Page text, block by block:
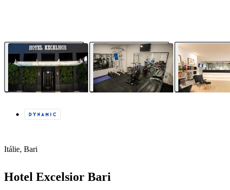
Itálie, Bari
Hotel Excelsior Bari